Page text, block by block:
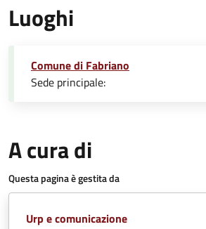
Luoghi
Comune di Fabriano
Sede principale:
A cura di
Questa pagina è gestita da
Urp e comunicazione